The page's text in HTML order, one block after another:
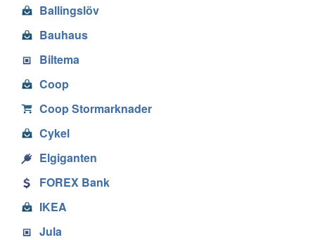
Ballingslöv
Bauhaus
Biltema
Coop
Coop Stormarknader
Cykel
Elgiganten
FOREX Bank
IKEA
Jula